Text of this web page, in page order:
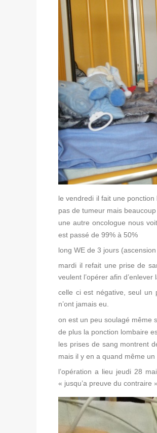
le vendredi il fait une
pas de tumeur mais
une autre oncologue nous
est passé de 99% à 50%
long WE de 3 jours
mardi il refait une prise de
veulent l’opérer afin
celle ci est négative, seul un
n’ont jamais eu.
on est un peu soulagé même
de plus la ponction lombaire
les prises de sang montrent
mais il y en a quand même un
l’opération a lieu jeudi 28
« jusqu’a preuve du contraire